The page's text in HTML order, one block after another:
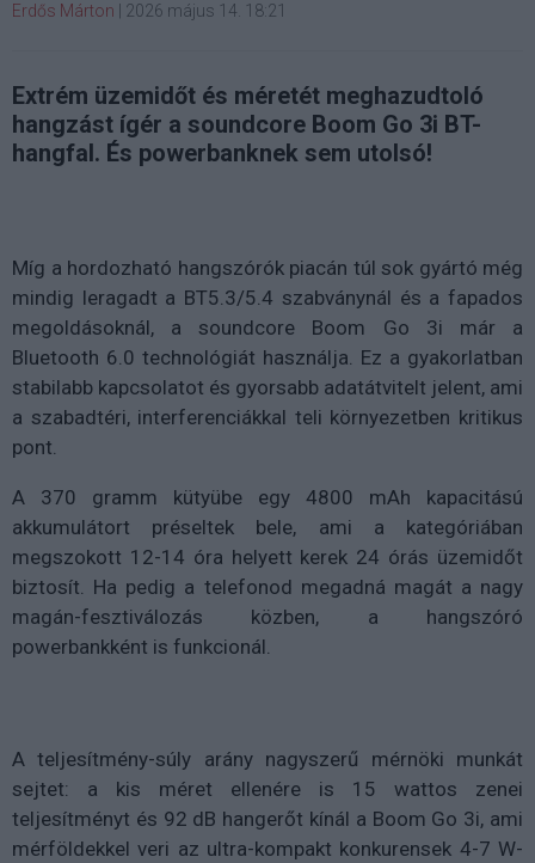
Erdős Márton 2026 május 14. 18:21
Extrém üzemidőt és méretét meghazudtoló
hangzást ígér a soundcore Boom Go 3i BT-
hangfal. És powerbanknek sem utolsó!
Míg a hordozható hangszórók piacán túl sok gyártó még
mindig leragadt a BT5.3/5.4 szabványnál és a fapados
megoldásoknál, a soundcore Boom Go 3i már a
Bluetooth 6.0 technológiát használja. Ez a gyakorlatban
stabilabb kapcsolatot és gyorsabb adatátvitelt jelent, ami
a szabadtéri, interferenciákkal teli környezetben kritikus
pont.
A 370 gramm kütyübe egy 4800 mAh kapacitású
akkumulátort préseltek bele, ami a kategóriában
megszokott 12-14 óra helyett kerek 24 órás üzemidőt
biztosít. Ha pedig a telefonod megadná magát a nagy
magán-fesztiválozás közben, a hangszóró
powerbankként is funkcionál.
A teljesítmény-súly arány nagyszerű mérnöki munkát
sejtet: a kis méret ellenére is 15 wattos zenei
teljesítményt és 92 dB hangerőt kínál a Boom Go 3i, ami
mérföldekkel veri az ultra-kompakt konkurensek 4-7 W-